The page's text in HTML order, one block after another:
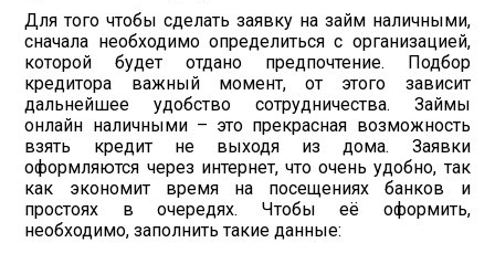
Для того чтобы сделать заявку на займ наличными,
сначала необходимо определиться с организацией,
которой будет отдано предпочтение. Подбор
кредитора важный момент, от этого зависит
дальнейшее удобство сотрудничества. Займы
онлайн наличными – это прекрасная возможность
взять кредит не выходя из дома. Заявки
оформляются через интернет, что очень удобно, так
как экономит время на посещениях банков и
простоях в очередях. Чтобы её оформить,
необходимо, заполнить такие данные: